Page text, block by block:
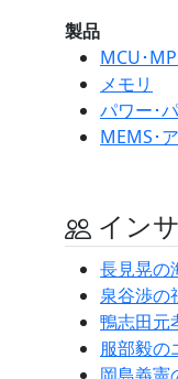
製品
MCU･
メモリ
パワー･
MEMS･
イン
長見晃の
泉谷渉の
鴨志田元
服部毅の
岡島義憲